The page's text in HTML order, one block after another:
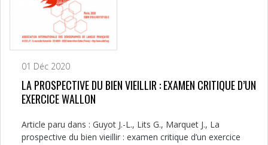
01 Déc 2020
LA PROSPECTIVE DU BIEN VIEILLIR : EXAMEN CRITIQUE D’UN
EXERCICE WALLON
Article paru dans : Guyot J.-L., Lits G., Marquet J., La
prospective du bien vieillir : examen critique d’un exercice